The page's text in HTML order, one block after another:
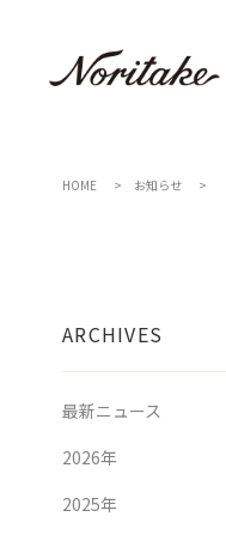
HOME お知らせ
ARCHIVES
最新ニュース
2026年
2025年